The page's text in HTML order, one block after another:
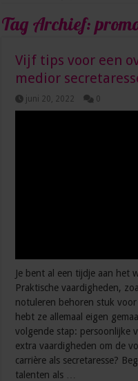
Tag Archief:
Vijf tips voor een
medior
juni 20, 2022 0
Je bent al een tijdje aan het
Praktische vaardigheden,
notuleren behoren stuk
hebt ze allemaal eigen
volgende stap: persoonlijke
extra vaardigheden om de
carrière als secretaresse?
talenten als …